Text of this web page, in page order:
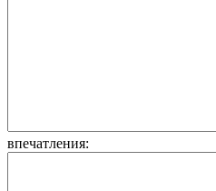
впечатления: